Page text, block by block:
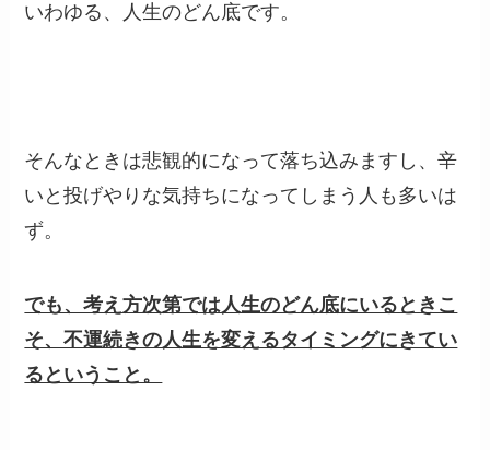
いわゆる、人生のどん底です。
そんなときは悲観的になって落ち込みますし、辛
いと投げやりな気持ちになってしまう人も多いは
ず。
でも、考え方次第では人生のどん底にいるときこ
そ、不運続きの人生を変えるタイミングにきてい
るということ。